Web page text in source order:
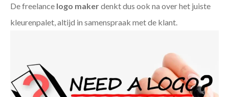
De freelance logo makerdenkt dus ook na over het juiste
kleurenpalet, altijd in samenspraak met de klant.